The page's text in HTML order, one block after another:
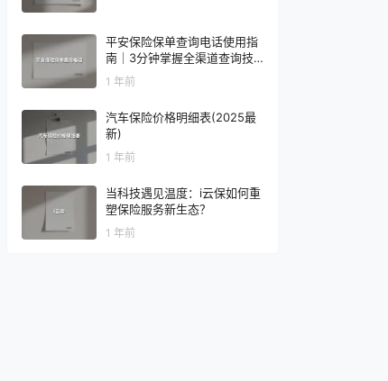
平安保险保单查询电话使用指
南｜3分钟掌握全渠道查询技
巧
1 年前
汽车保险价格明细表(2025最
新)
1 年前
当科技遇见温度：i云保如何重
塑保险服务新生态？
1 年前